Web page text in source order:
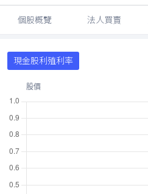
個股概覽 法人買賣
現金股利殖利率